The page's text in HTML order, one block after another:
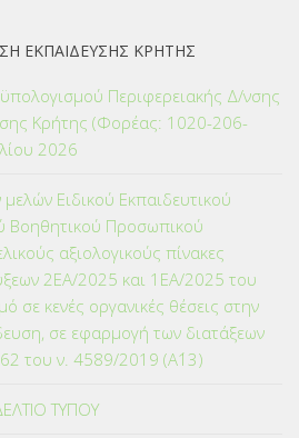
ΕΚΠΑΙΔΕΥΣΗΣ ΚΡΗΤΗΣ
Περιφερειακής Δ/νσης
Κρήτης (Φορέας: 1020-206-
2026
Ειδικού Εκπαιδευτικού
Βοηθητικού Προσωπικού
αξιολογικούς πίνακες
2ΕΑ/2025 και 1ΕΑ/2025 του
σε κενές οργανικές θέσεις στην
σε εφαρμογή των διατάξεων
του ν. 4589/2019 (Α΄13)
ΤΥΠΟΥ